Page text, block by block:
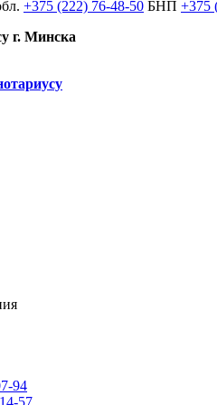
+375 (222) 76-48-50 БНП +375
г. Минска
94
57